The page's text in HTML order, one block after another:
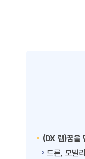
(DX 랩)꿈을
드론, 모빌